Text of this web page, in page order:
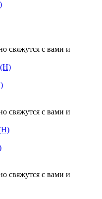
свяжутся с вами и
свяжутся с вами и
свяжутся с вами и